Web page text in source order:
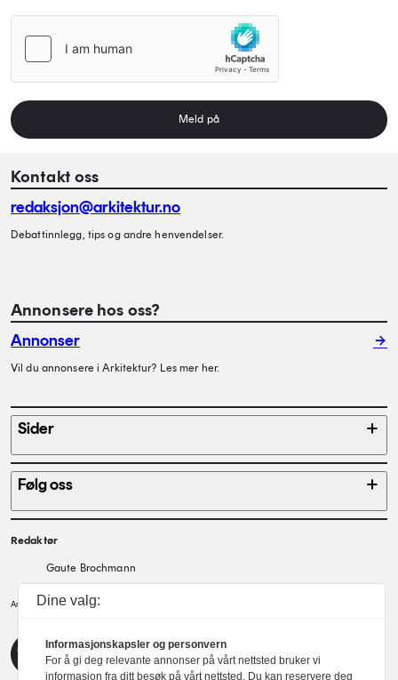
Meld på
Kontakt oss
redaksjon@arkitektur.no
Debattinnlegg, tips og andre henvendelser.
Annonsere hos oss?
Annonser
Vil du annonsere i Arkitektur? Les mer her.
Sider
Følg oss
Redaktør
Gaute Brochmann
Arkitektur er et tidsskrift utgitt av
NAL Redaktørplakaten
Dine valg:
Informasjonskapsler og personvern
For å gi deg relevante annonser på vårt nettsted bruker vi
informasjon fra ditt besøk på vårt nettsted. Du kan reservere deg